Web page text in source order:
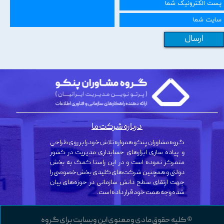
ارسال
© کلیه حقوق مادی و معنوی این وبسایت برای گروه
گروه مشاوران پنکو همواره تلاش خود را بر روی طراحی
و پیاده سازی ابزارهای حسابداری مدیریت در کشور
متمرکز نموده است و در این راستا کمک به بخش
دولتی و همچنین شرکت‌های کلیدی بخش خصوصی را
جهت ارتقای سطح دانش سازمانی در حوزه‌های بیان
شده وجه همت خود قرار داده است.
درباره شرکت ما